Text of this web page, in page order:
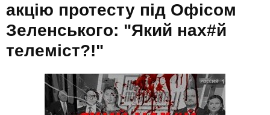
акцію протесту під Офісом
Зеленського: "Який нах#й
телеміст?!"